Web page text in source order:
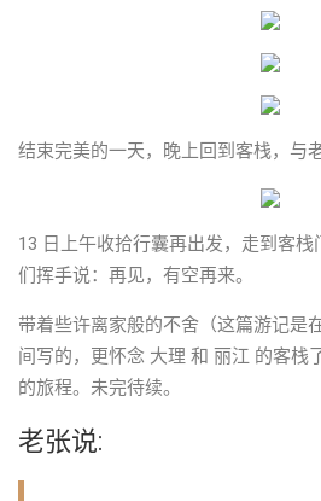
结束完美的一天，晚上回到客栈，与
13 日上午收拾行囊再出发，走到客
们挥手说：再见，有空再来。
带着些许离家般的不舍（这篇游记是
间写的，更怀念 大理 和 丽江 的客栈
的旅程。未完待续。
老张说: